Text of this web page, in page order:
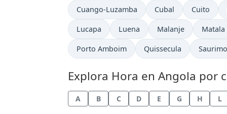
Hora actual en
Cuango-Luzamba Hora actual en
Cubal Hora
Cuito
Hora actual en
Lucapa Hora actual en
Luena Hora actual en
Malanje Hora
Matala
Hora actual en
Porto Amboim Hora actual en
Quissecula Hora
Saurimo
Explora Hora en Angola por
A B C D E G H L